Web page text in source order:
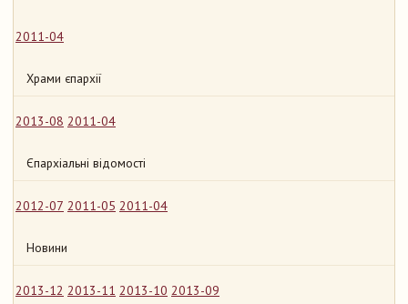
2011-04
Храми єпархії
2013-08 2011-04
Єпархіальні відомості
2012-07 2011-05 2011-04
Новини
2013-12 2013-11 2013-10 2013-09